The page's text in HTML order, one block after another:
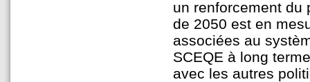
un renforcement du
de 2050 est en
associées au
SCEQE à long
avec les autres